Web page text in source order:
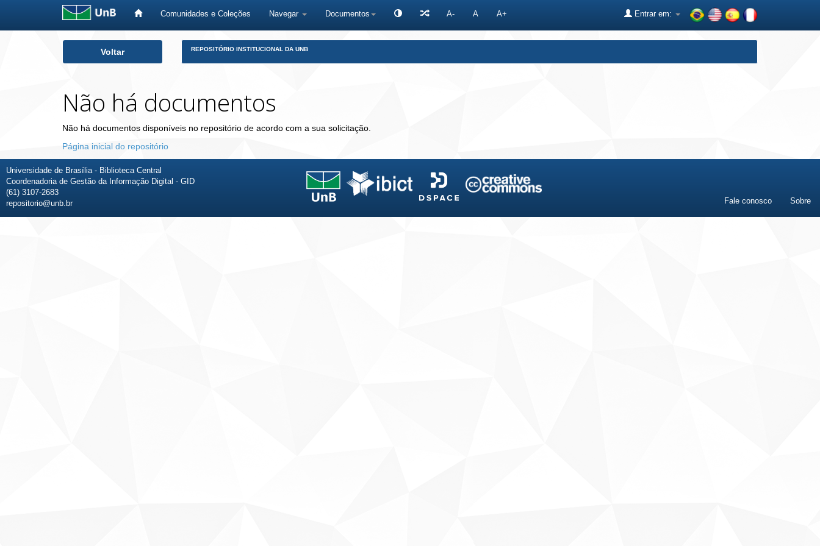
Comunidades e Coleções Navegar Documentos A- A A+ Entrar em:
Voltar REPOSITÓRIO INSTITUCIONAL DA UNB
Não há documentos
Não há documentos disponíveis no repositório de acordo com a sua solicitação.
Página inicial do repositório
Universidade de Brasília - Biblioteca Central
Coordenadoria de Gestão da Informação Digital - GID
(61) 3107-2683
repositorio@unb.br
Fale conosco Sobre